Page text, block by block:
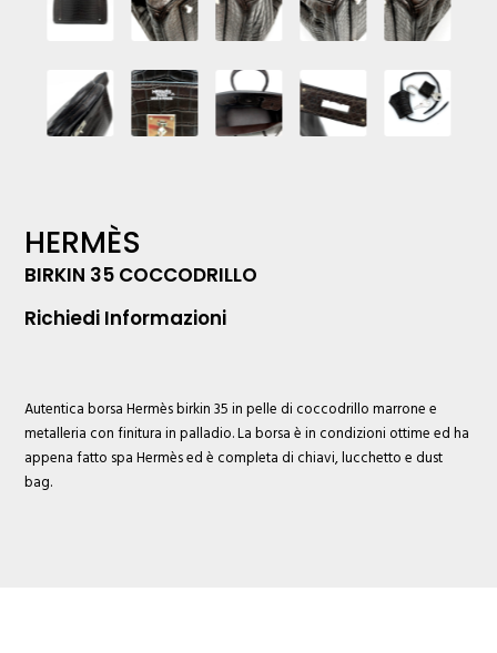
HERMÈS
BIRKIN 35 COCCODRILLO
Richiedi Informazioni
Autentica borsaHermèsbirkin 35 in pelle di coccodrillo marrone e
metalleria con finitura in palladio. La borsa è in condizioni ottime ed ha
appena fatto spa Hermès ed è completa di chiavi, lucchetto e dust
bag.